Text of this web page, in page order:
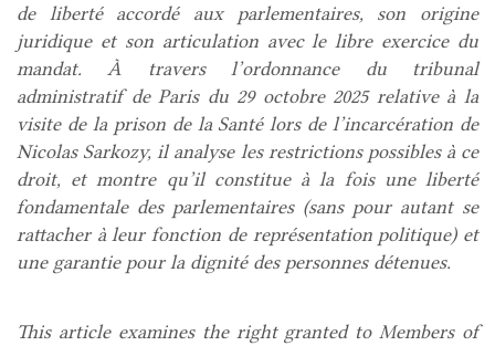
de liberté accordé aux parlementaires, son origine
juridique et son articulation avec le libre exercice du
mandat. À travers l’ordonnance du tribunal
administratif de Paris du 29 octobre 2025 relative à la
visite de la prison de la Santé lors de l’incarcération de
Nicolas Sarkozy, il analyse les restrictions possibles à ce
droit, et montre qu’il constitue à la fois une liberté
fondamentale des parlementaires (sans pour autant se
rattacher à leur fonction de représentation politique) et
une garantie pour la dignité des personnes détenues.
This article examines the right granted to Members of